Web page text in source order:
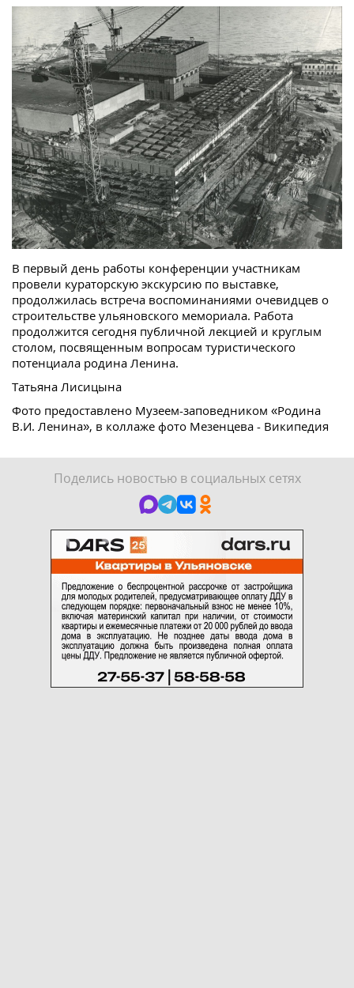
В первый день работы конференции участникам
провели кураторскую экскурсию по выставке,
продолжилась встреча воспоминаниями очевидцев о
строительстве ульяновского мемориала. Работа
продолжится сегодня публичной лекцией и круглым
столом, посвященным вопросам туристического
потенциала родина Ленина.
Татьяна Лисицына
Фото предоставлено Музеем-заповедником «Родина
В.И. Ленина», в коллаже фото Мезенцева - Википедия
Поделись новостью в социальных сетях